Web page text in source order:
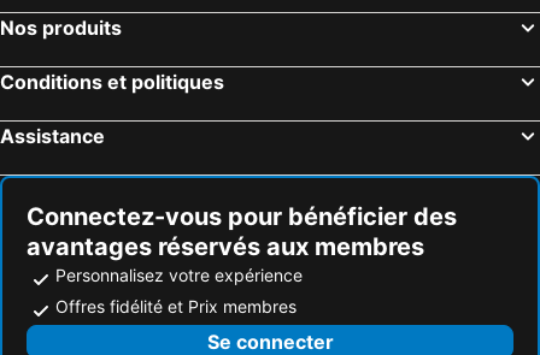
Hôtels Séville
Hôtels Louvain
Hôtels Spa
Hôtels Middelburg
Hôtels Vienne
Hôtels Coupvray
Nos produits
Conditions et politiques
Assistance
Connectez-vous pour bénéficier des
avantages réservés aux membres
Personnalisez votre expérience
Offres fidélité et Prix membres
Se connecter